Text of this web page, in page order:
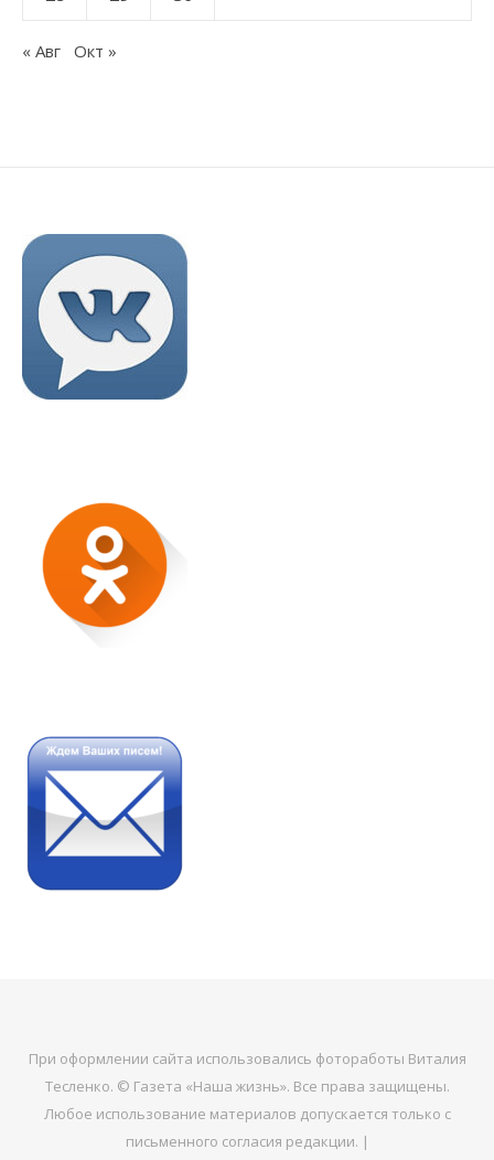
« Авг Окт »
При оформлении сайта использовались фотоработы Виталия
Тесленко. © Газета «Наша жизнь». Все права защищены.
Любое использование материалов допускается только с
письменного согласия редакции. |